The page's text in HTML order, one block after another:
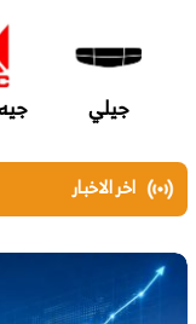
جيلي
اخر الاخبار